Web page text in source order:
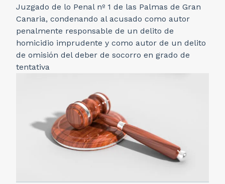
Juzgado de lo Penal nº 1 de las Palmas de Gran
Canaria, condenando al acusado como autor
penalmente responsable de un delito de
homicidio imprudente y como autor de un delito
de omisión del deber de socorro en grado de
tentativa